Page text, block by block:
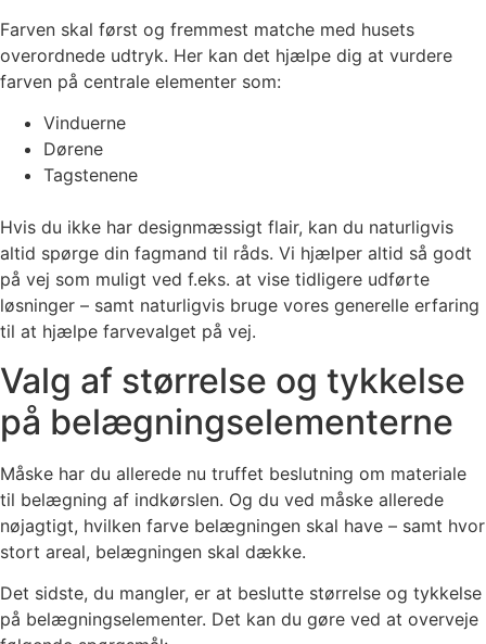
Farven skal først og fremmest matche med husets
overordnede udtryk. Her kan det hjælpe dig at vurdere
farven på centrale elementer som:
Vinduerne
Dørene
Tagstenene
Hvis du ikke har designmæssigt flair, kan du naturligvis
altid spørge din fagmand til råds. Vi hjælper altid så godt
på vej som muligt ved f.eks. at vise tidligere udførte
løsninger – samt naturligvis bruge vores generelle erfaring
til at hjælpe farvevalget på vej.
Valg af størrelse og tykkelse
på belægningselementerne
Måske har du allerede nu truffet beslutning om materiale
til belægning af indkørslen. Og du ved måske allerede
nøjagtigt, hvilken farve belægningen skal have – samt hvor
stort areal, belægningen skal dække.
Det sidste, du mangler, er at beslutte størrelse og tykkelse
på belægningselementer. Det kan du gøre ved at overveje